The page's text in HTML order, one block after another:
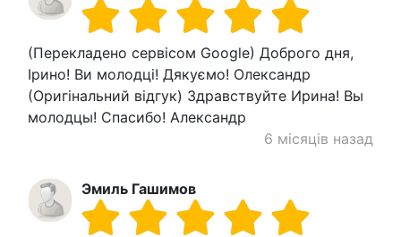
(Перекладено сервісом Google) Доброго дня,
Ірино! Ви молодці! Дякуємо! Олександр
(Оригінальний відгук) Здравствуйте Ирина! Вы
молодцы! Спасибо! Александр
6 місяців назад
Эмиль Гашимов